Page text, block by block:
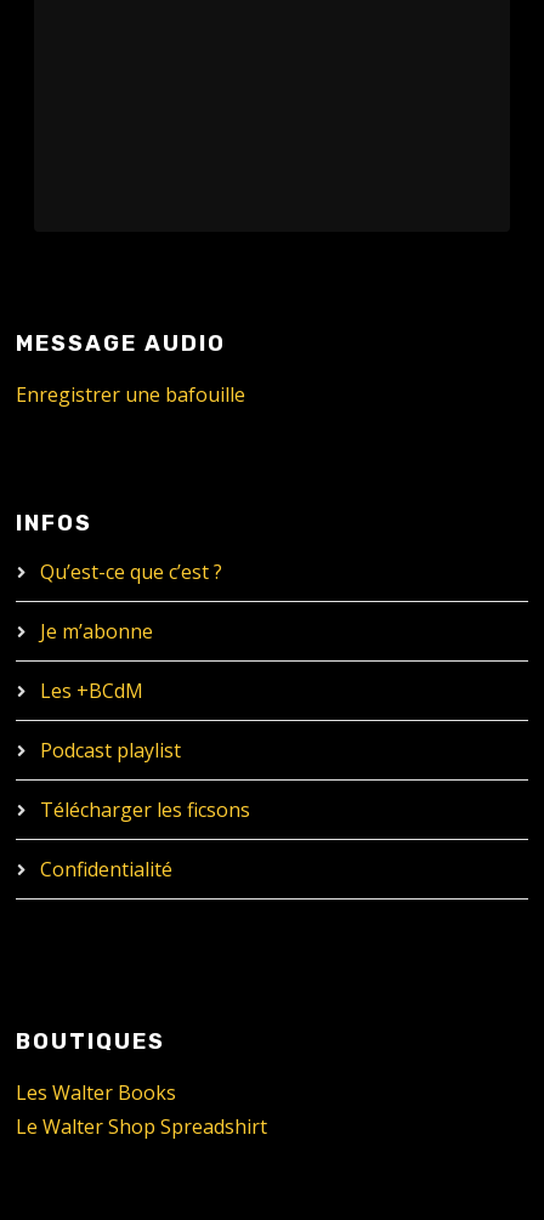
MESSAGE AUDIO
Enregistrer une bafouille
INFOS
Qu’est-ce que c’est ?
Je m’abonne
Les +BCdM
Podcast playlist
Télécharger les ficsons
Confidentialité
BOUTIQUES
Les Walter Books
Le Walter Shop Spreadshirt